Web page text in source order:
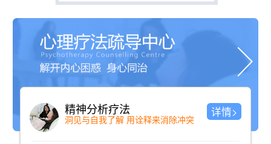
精神分析疗法
洞见与自我了解 用诠释来消除冲突
详情>